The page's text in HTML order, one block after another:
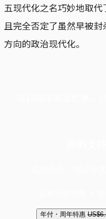
五现代化之名巧妙地取
且完全否定了虽然早被
方向的政治现代化。
年付・周年特惠